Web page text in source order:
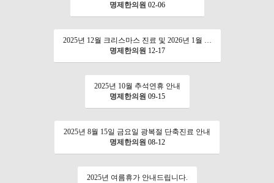
명제한의원 02-06
2025년 12월 크리스마스 진료 및 2026년 1월 …
명제한의원 12-17
2025년 10월 추석연휴 안내
명제한의원 09-15
2025년 8월 15일 금요일 광복절 단축진료 안내
명제한의원 08-12
2025년 여름휴가 안내드립니다.